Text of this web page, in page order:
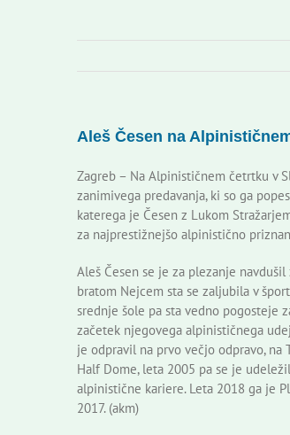
Aleš Česen na
Zagreb – Na Alpinističnem četrtku v
zanimivega predavanja, ki so ga
katerega je Česen z Lukom
za najprestižnejšo alpinistično
Aleš Česen se je za plezanje
bratom Nejcem sta se zaljubila v
srednje šole pa sta vedno pogosteje
začetek njegovega alpinističnega
je odpravil na prvo večjo odpravo,
Half Dome, leta 2005 pa se je
alpinistične kariere. Leta 2018 ga je
2017. (akm)